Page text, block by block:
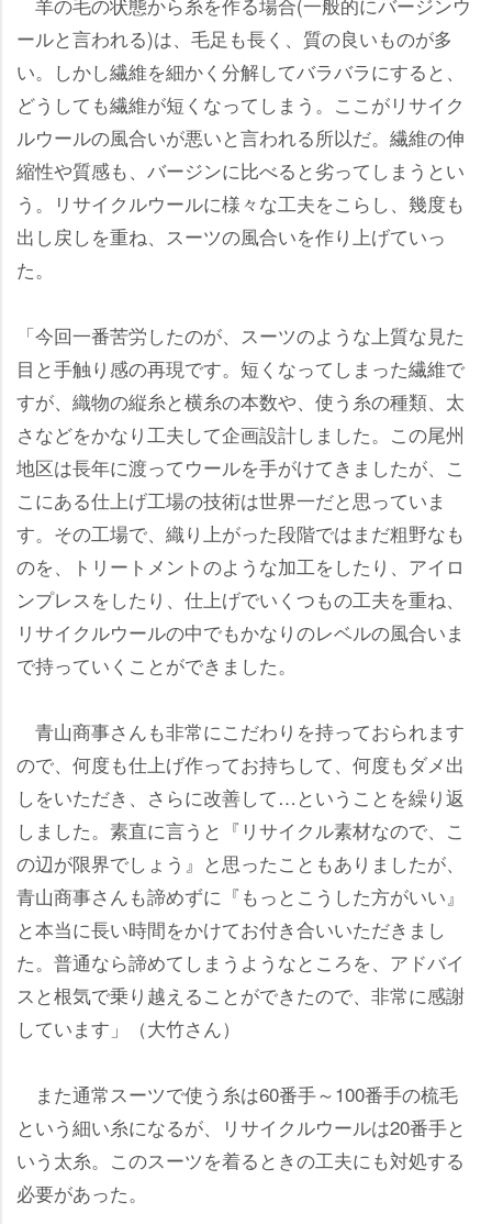
ールと言われる)は、毛足も長く、質の良いものが多
い。しかし繊維を細かく分解してバラバラにすると、
どうしても繊維が短くなってしまう。ここがリサイク
ルウールの風合いが悪いと言われる所以だ。繊維の伸
縮性や質感も、バージンに比べると劣ってしまうとい
う。リサイクルウールに様々な工夫をこらし、幾度も
出し戻しを重ね、スーツの風合いを作り上げていっ
た。
「今回一番苦労したのが、スーツのような上質な見た
目と手触り感の再現です。短くなってしまった繊維で
すが、織物の縦糸と横糸の本数や、使う糸の種類、太
さなどをかなり工夫して企画設計しました。この尾州
地区は長年に渡ってウールを手がけてきましたが、こ
こにある仕上げ工場の技術は世界一だと思っていま
す。その工場で、織り上がった段階ではまだ粗野なも
のを、トリートメントのような加工をしたり、アイロ
ンプレスをしたり、仕上げでいくつもの工夫を重ね、
リサイクルウールの中でもかなりのレベルの風合いま
で持っていくことができました。
青山商事さんも非常にこだわりを持っておられます
ので、何度も仕上げ作ってお持ちして、何度もダメ出
しをいただき、さらに改善して…ということを繰り返
しました。素直に言うと『リサイクル素材なので、こ
の辺が限界でしょう』と思ったこともありましたが、
青山商事さんも諦めずに『もっとこうした方がいい』
と本当に長い時間をかけてお付き合いいただきまし
た。普通なら諦めてしまうようなところを、アドバイ
スと根気で乗り越えることができたので、非常に感謝
しています」（大竹さん）
また通常スーツで使う糸は60番手～100番手の梳毛
という細い糸になるが、リサイクルウールは20番手と
いう太糸。このスーツを着るときの工夫にも対処する
必要があった。